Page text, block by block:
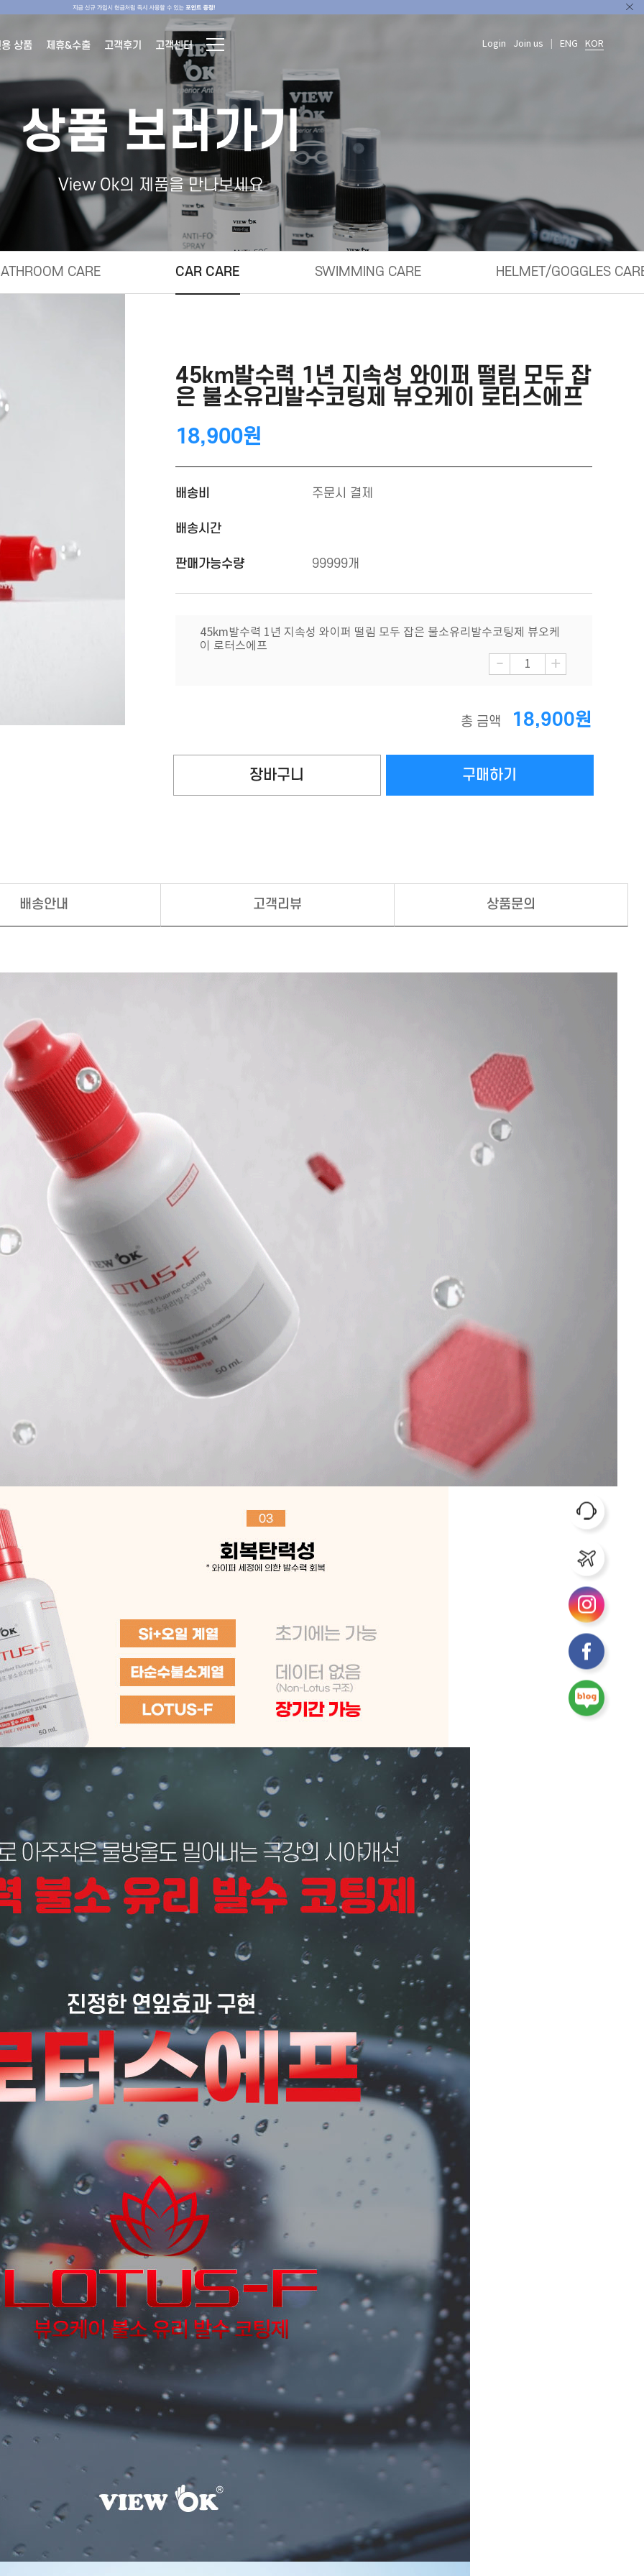
상품 제휴&수출 고객후기 고객센터 Login Join us ENG KOR
상품 보러가기
View Ok의 제품을 만나보세요
CARE CAR CARE SWIMMING CARE HELMET/GOGGLES
45km발수력 1년 지속성 와이퍼 떨림 모두 잡
은 불소유리발수코팅제 뷰오케이 로터스에프
18,900원
배송비 주문시 결제
배송시간
판매가능수량 99999개
45km발수력 1년 지속성 와이퍼 떨림 모두 잡은 불소유리발수코팅제 뷰오케
이 로터스에프
- +
총 금액 18,900원
배송안내 고객리뷰 상품문의